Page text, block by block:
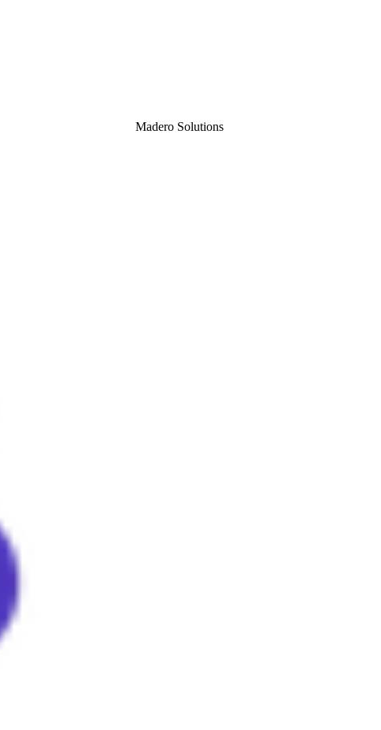
Madero Solutions